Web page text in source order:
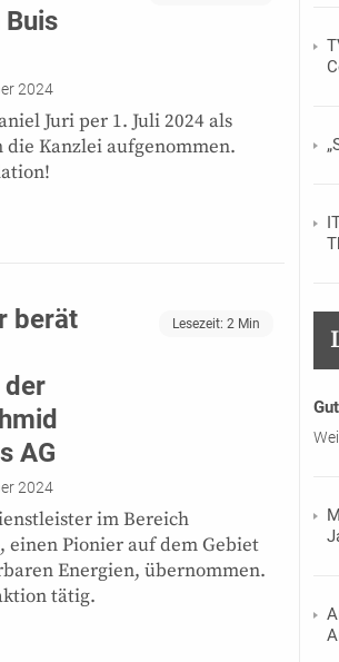
2024
Juri per 1. Juli 2024 als
Kanzlei aufgenommen.
berät
der
AG
Lesezeit: 2 Min
2024
im Bereich
einen Pionier auf dem Gebiet
Energien, übernommen.
tätig.